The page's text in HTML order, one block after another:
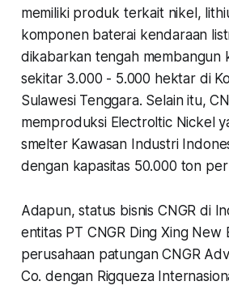
memiliki produk terkait nikel,
komponen baterai kendaraan
dikabarkan tengah membangun
sekitar 3.000 - 5.000 hektar di
Sulawesi Tenggara. Selain itu,
memproduksi Electroltic Nickel
smelter Kawasan Industri
dengan kapasitas 50.000 ton
Adapun, status bisnis CNGR di
entitas PT CNGR Ding Xing New
perusahaan patungan CNGR
Co. dengan Rigqueza